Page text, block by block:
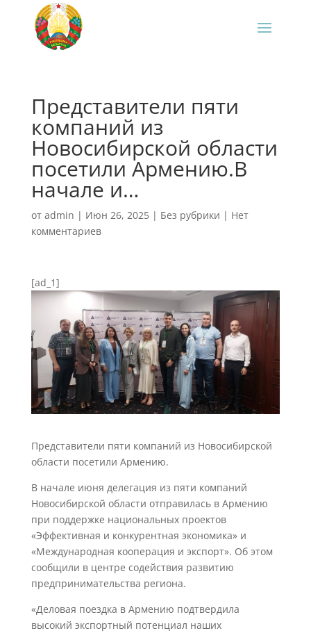
Представители пяти
компаний из
Новосибирской области
посетили Армению.В
начале и…
от admin | Июн 26, 2025| Без рубрики | Нет
комментариев
[ad_1]
Представители пяти компаний из Новосибирской
области посетили Армению.
В начале июня делегация из пяти компаний
Новосибирской области отправилась в Армению
при поддержке национальных проектов
«Эффективная и конкурентная экономика» и
«Международная кооперация и экспорт». Об этом
сообщили в центре содействия развитию
предпринимательства региона.
«Деловая поездка в Армению подтвердила
высокий экспортный потенциал наших